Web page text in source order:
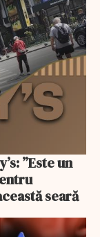
”Este un
seară